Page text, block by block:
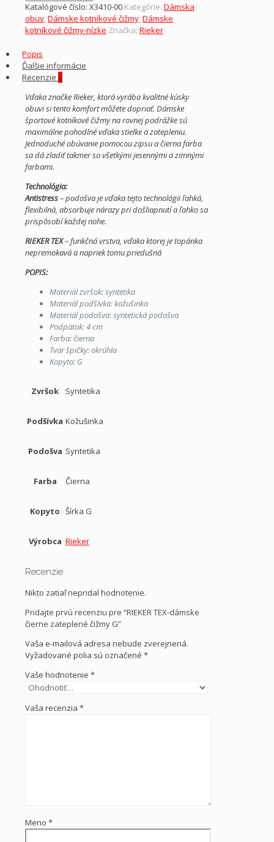
Katalógové číslo: X3410-00 Kategórie: Dámska
obuv Dámske kotníkové čižmy Dámske
kotníkové čižmy-nízke Značka: Rieker
Popis
Ďalšie informácie
Recenzie0
Vďaka značke Rieker, ktorá vyrába kvalitné kúsky
obuvi si tento komfort môžete dopriať. Dámske
športové kotníkové čižmy na rovnej podrážke sú
maximálne pohodlné vďaka stielke a zatepleniu.
Jednoduché obúvanie pomocou zipsu a čierna farba
sa dá zladiť takmer so všetkými jesennými a zimnými
farbami.
Technológia:
Antistress– podošva je vďaka tejto technológii ľahká,
flexibilná, absorbuje nárazy pri došliapnutí a ľahko sa
prispôsobí každej nohe.
RIEKER TEX– funkčná vrstva, vďaka ktorej je topánka
nepremokavá a napriek tomu priedušná
POPIS:
Materiál zvršok: syntetika
Materiál podšívka: kožušinka
Materiál podošva: syntetická podošva
Podpätok: 4 cm
Farba: čierna
Tvar špičky: okrúhla
Kopyto: G
Zvršok Syntetika
Podšívka Kožušinka
Podošva Syntetika
Farba Čierna
Kopyto Šírka G
Výrobca Rieker
Recenzie
Nikto zatiaľ nepridal hodnotenie.
Pridajte prvú recenziu pre “RIEKER TEX-dámske
čierne zateplené čižmy G”
Vaša e-mailová adresa nebude zverejnená.
Vyžadované polia sú označené *
Vaše hodnotenie *
Vaša recenzia *
Meno *